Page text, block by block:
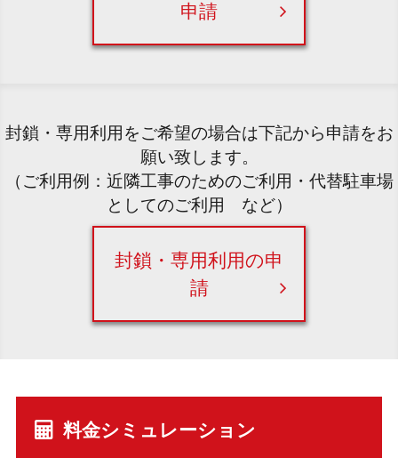
申請
封鎖・専用利用をご希望の場合は下記から申請をお
願い致します。
（ご利用例：近隣工事のためのご利用・代替駐車場
としてのご利用 など）
封鎖・専用利用の申
請
料金シミュレーション